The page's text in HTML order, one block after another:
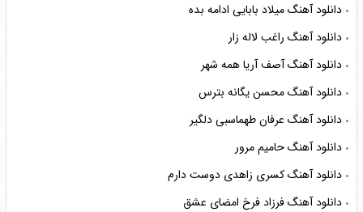
دانلود آهنگ میلاد بابایی ادامه بده
دانلود آهنگ راغب لاله زار
دانلود آهنگ آصف آریا همه شهر
دانلود آهنگ محسن یگانه بترس
دانلود آهنگ عرفان طهماسبی دلگیر
دانلود آهنگ حامیم مرور
دانلود آهنگ کسری زاهدی دوست دارم
دانلود آهنگ فرزاد فرخ امضای عشق